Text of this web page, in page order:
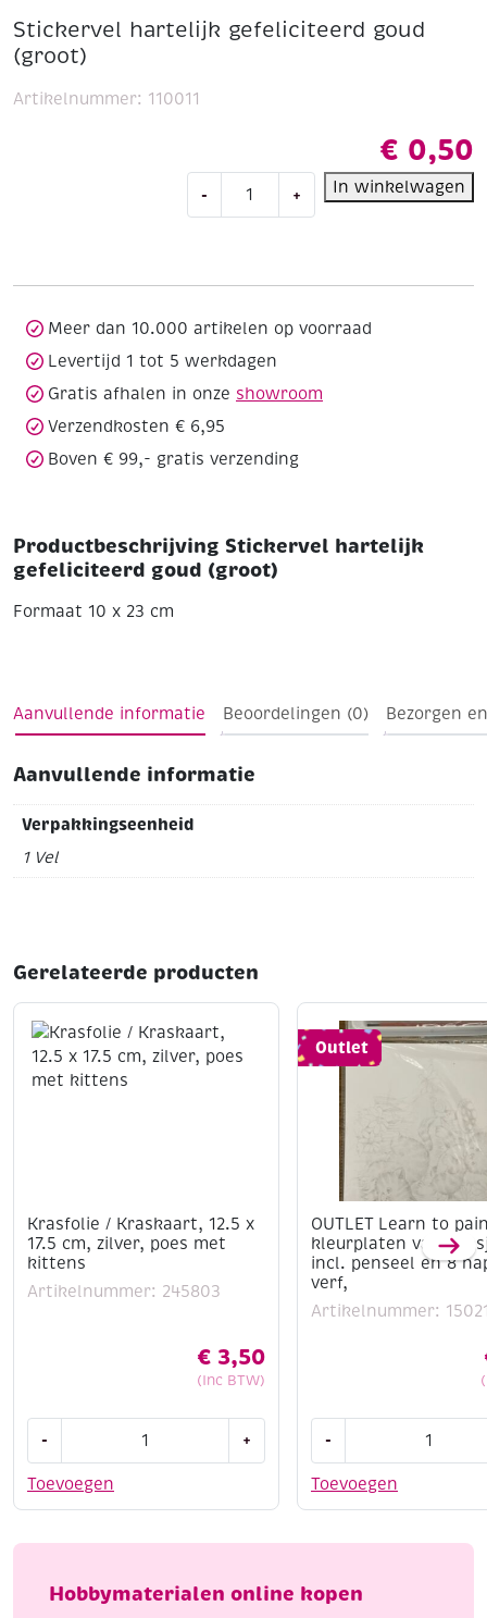
Stickervel hartelijk gefeliciteerd goud
(groot)
€ 0,50
- + In winkelwagen
Artikelnummer: 110011
Meer dan 10.000 artikelen op voorraad
Levertijd 1 tot 5 werkdagen
Gratis afhalen in onze showroom
Verzendkosten € 6,95
Boven € 99,- gratis verzending
Productbeschrijving Stickervel hartelijk
gefeliciteerd goud (groot)
Formaat 10 x 23 cm
Aanvullende informatie Beoordelingen (0) Bezorgen
Aanvullende informatie
Verpakkingseenheid
1 Vel
Gerelateerde producten
Krasfolie / Kraskaart, 12.5 x
17.5 cm, zilver, poes met
kittens
Artikelnummer: 245803
€ 3,50
(Inc BTW)
Toevoegen
-
Kraskaart,
17.5
zilver,
+
Outlet
OUTLET Learn to
kleurplaten van
incl. penseel en 8
verf,
Artikelnummer:
Toevoegen
-
to
kleurplaten
poesjes,
Hobbymaterialen online kopen